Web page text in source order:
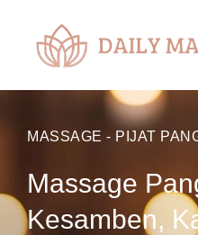
MASSAGE - PIJAT
Massage
Kesamben,